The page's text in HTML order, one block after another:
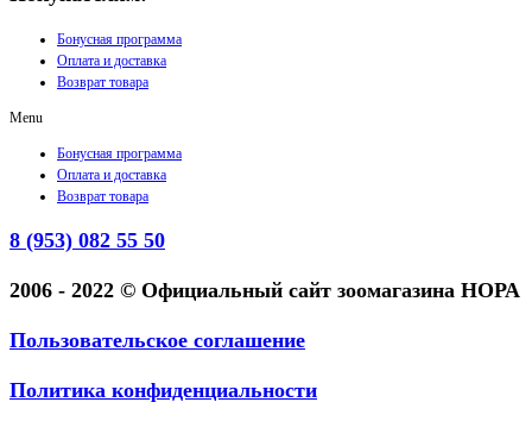
Бонусная программа
Оплата и доставка
Возврат товара
Menu
Бонусная программа
Оплата и доставка
Возврат товара
8 (953) 082 55 50
2006 - 2022 © Официальный сайт зоомагазина НОРА
Пользовательское соглашение
Политика конфиденциальности